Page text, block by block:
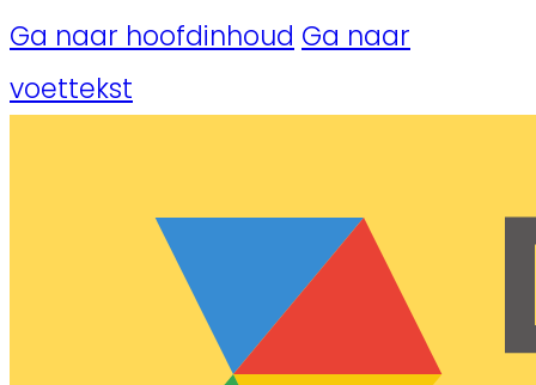
Ga naar hoofdinhoud Ga naar
voettekst